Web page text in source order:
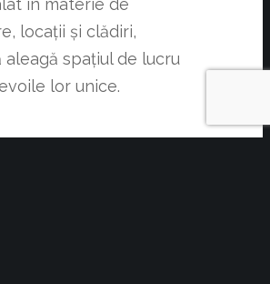
locații și clădiri,
spațiul de lucru
lor unice.